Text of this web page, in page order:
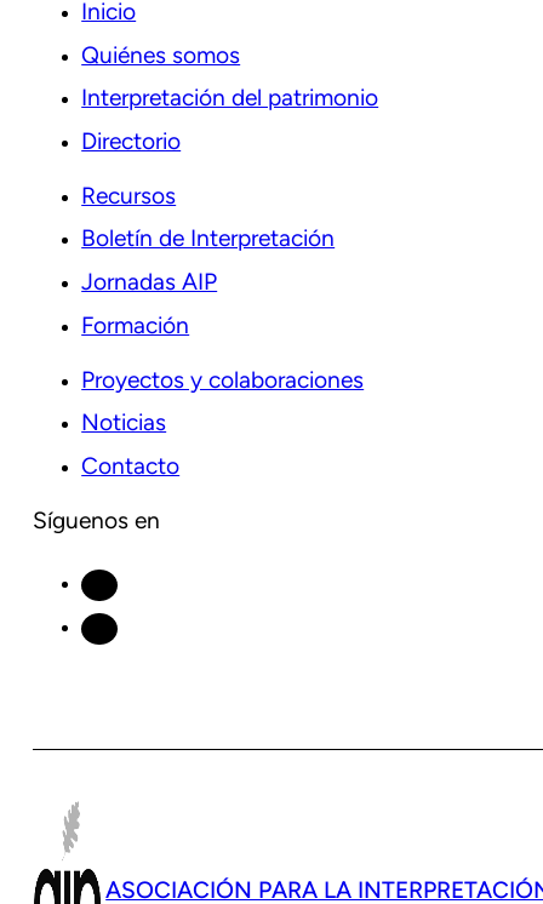
Inicio
Quiénes somos
Interpretación del patrimonio
Directorio
Recursos
Boletín de Interpretación
Jornadas AIP
Formación
Proyectos y colaboraciones
Noticias
Contacto
Síguenos en
ASOCIACIÓN PARA LA